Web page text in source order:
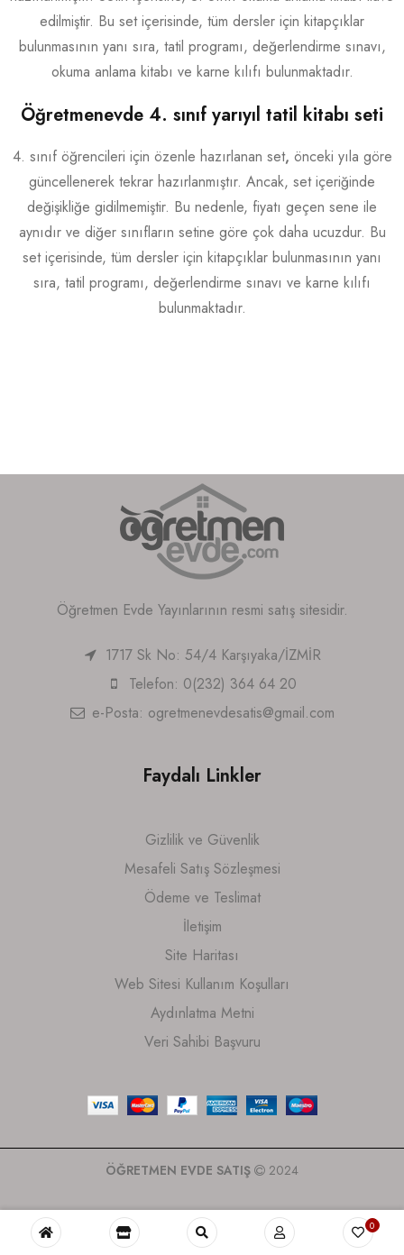
edilmiştir. Bu set içerisinde, tüm dersler için kitapçıklar
bulunmasının yanı sıra, tatil programı, değerlendirme sınavı,
okuma anlama kitabı ve karne kılıfı bulunmaktadır.
Öğretmenevde 4. sınıf yarıyıl tatil kitabı seti
4. sınıf öğrencileri için özenle hazırlanan set, önceki yıla göre
güncellenerek tekrar hazırlanmıştır. Ancak, set içeriğinde
değişikliğe gidilmemiştir. Bu nedenle, fiyatı geçen sene ile
aynıdır ve diğer sınıfların setine göre çok daha ucuzdur. Bu
set içerisinde, tüm dersler için kitapçıklar bulunmasının yanı
sıra, tatil programı, değerlendirme sınavı ve karne kılıfı
bulunmaktadır.
Öğretmen Evde Yayınlarının resmi satış sitesidir.
1717 Sk No: 54/4 Karşıyaka/İZMİR
Telefon: 0(232) 364 64 20
e-Posta: ogretmenevdesatis@gmail.com
Faydalı Linkler
Gizlilik ve Güvenlik
Mesafeli Satış Sözleşmesi
Ödeme ve Teslimat
İletişim
Site Haritası
Web Sitesi Kullanım Koşulları
Aydınlatma Metni
Veri Sahibi Başvuru
ÖĞRETMEN EVDE SATIŞ 2024
0